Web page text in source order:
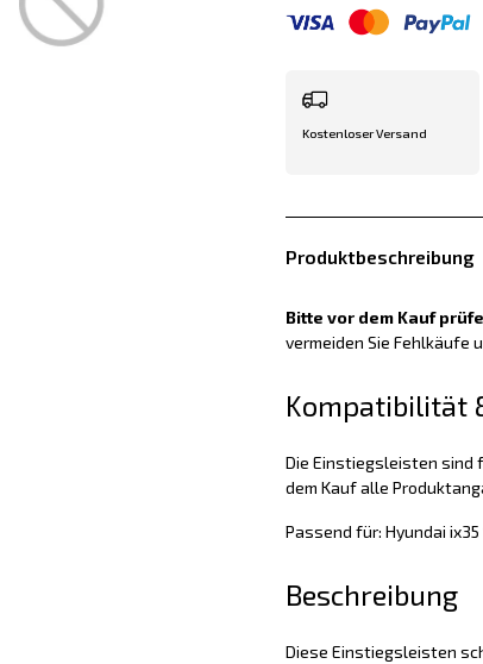
Kostenloser Versand
Produktbeschreibung
Bitte vor dem Kauf
vermeiden Sie Fehlkäufe
Kompatibilität
Die Einstiegsleisten sind
dem Kauf alle
Passend für: Hyundai ix35
Beschreibung
Diese Einstiegsleisten